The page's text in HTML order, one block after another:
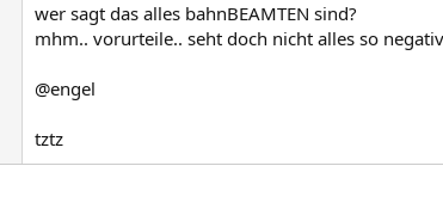
wer sagt das alles bahnBEAMTEN sind?
mhm.. vorurteile.. seht doch nicht alles so negativ
@engel
tztz